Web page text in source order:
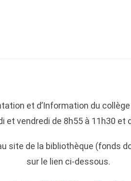
et d’Information du
et vendredi de 8h55 à 11h30 et
site de la bibliothèque (fonds
sur le lien ci-dessous.